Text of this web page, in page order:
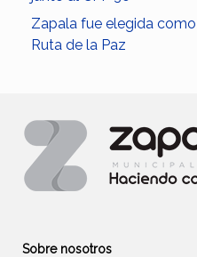
Zapala fue elegida
Ruta de la Paz
Sobre nosotros